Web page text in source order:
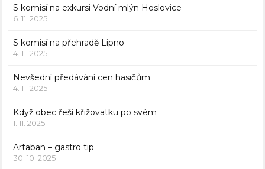
S komisí na exkursi Vodní mlýn Hoslovice
6. 11. 2025
S komisí na přehradě Lipno
4. 11. 2025
Nevšední předávání cen hasičům
4. 11. 2025
Když obec řeší křižovatku po svém
1. 11. 2025
Artaban – gastro tip
30. 10. 2025